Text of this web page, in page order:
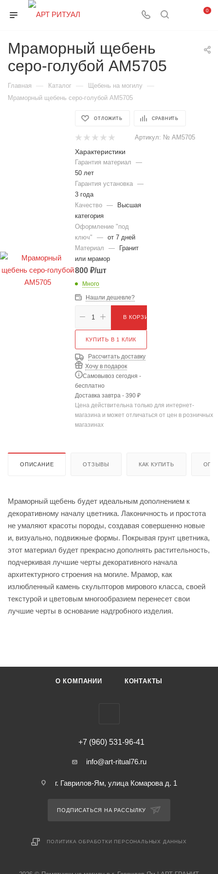
0
Мраморный щебень
серо-голубой АМ5705
Главная — Каталог — Щебень на могилу —
Мраморный щебень серо-голубой АМ5705
ОТЛОЖИТЬ СРАВНИТЬ
Артикул: № AM5705
Характеристики
Гарантия материал
—
50 лет
Гарантия установка
—
3 года
Качество
—
Высшая
категория
Оформление "под
ключ"
—
от 7 дней
Материал
—
Гранит
или мрамор
800 ₽/шт
Много
Нашли дешевле?
В КОРЗИНУ
КУПИТЬ В 1 КЛИК
Рассчитать доставку
Хочу в подарок
Самовывоз сегодня -
бесплатно
Доставка завтра - 390 ₽
Цена действительна только для интернет-
магазина и может отличаться от цен в розничных
магазинах
ОПИСАНИЕ ОТЗЫВЫ КАК КУПИТЬ
Мраморный щебень будет идеальным дополнением к
декоративному началу цветника. Лаконичность и простота
не умаляют красоты породы, создавая совершенно новые
и, визуально, подвижные формы. Покрывая грунт цветника,
этот материал будет прекрасно дополнять растительность,
подчеркивая лучшие черты декоративного начала
архитектурного строения на могиле. Мрамор, как
излюбленный камень скульпторов мирового класса, своей
текстурой и цветовым многообразием перенесет свои
лучшие черты в основание надгробного изделия.
О КОМПАНИИ КОНТАКТЫ
+7 (960) 531-96-41
info@art-ritual76.ru
г. Гаврилов-Ям, улица Комарова д. 1
ПОДПИСАТЬСЯ НА РАССЫЛКУ
ПОЛИТИКА ОБРАБОТКИ ПЕРСОНАЛЬНЫХ ДАННЫХ